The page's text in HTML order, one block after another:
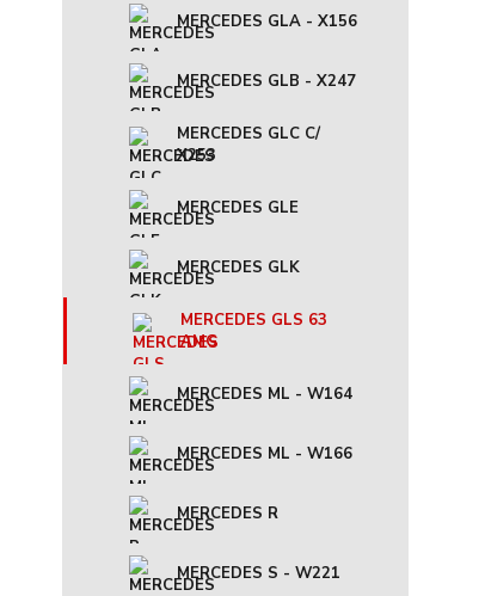
MERCEDES GLA - X156
MERCEDES GLB - X247
MERCEDES GLC C/
X253
MERCEDES GLE
MERCEDES GLK
MERCEDES GLS 63
AMG
MERCEDES ML - W164
MERCEDES ML - W166
MERCEDES R
MERCEDES S - W221